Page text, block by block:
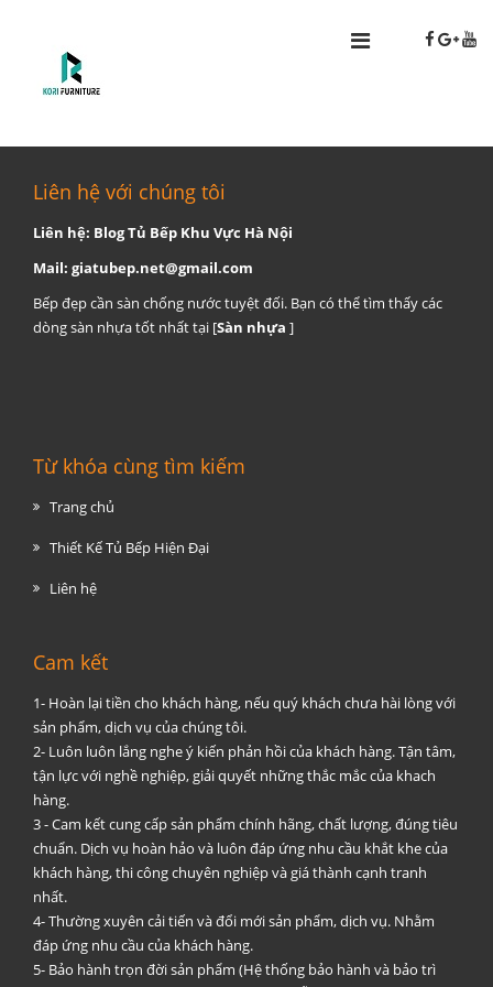
Liên hệ với chúng tôi
Liên hệ: Blog Tủ Bếp Khu Vực Hà Nội
Mail: giatubep.net@gmail.com
Bếp đẹp cần sàn chống nước tuyệt đối. Bạn có thể tìm thấy các
dòng sàn nhựa tốt nhất tại [Sàn nhựa ]
Từ khóa cùng tìm kiếm
Trang chủ
Thiết Kế Tủ Bếp Hiện Đại
Liên hệ
Cam kết
1- Hoàn lại tiền cho khách hàng, nếu quý khách chưa hài lòng với
sản phẩm, dịch vụ của chúng tôi.
2- Luôn luôn lắng nghe ý kiến phản hồi của khách hàng. Tận tâm,
tận lực với nghề nghiệp, giải quyết những thắc mắc của khach
hàng.
3 - Cam kết cung cấp sản phẩm chính hãng, chất lượng, đúng tiêu
chuẩn. Dịch vụ hoàn hảo và luôn đáp ứng nhu cầu khắt khe của
khách hàng, thi công chuyên nghiệp và giá thành cạnh tranh
nhất.
4- Thường xuyên cải tiến và đổi mới sản phẩm, dịch vụ. Nhằm
đáp ứng nhu cầu của khách hàng.
5- Bảo hành trọn đời sản phẩm (Hệ thống bảo hành và bảo trì